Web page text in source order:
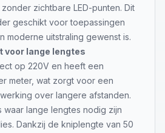
zichtbare LED-punten. Dit
geschikt voor toepassingen
moderne uitstraling gewenst is.
voor lange lengtes
op 220V en heeft een
meter, wat zorgt voor een
over langere afstanden.
waar lange lengtes nodig zijn
Dankzij de kniplengte van 50